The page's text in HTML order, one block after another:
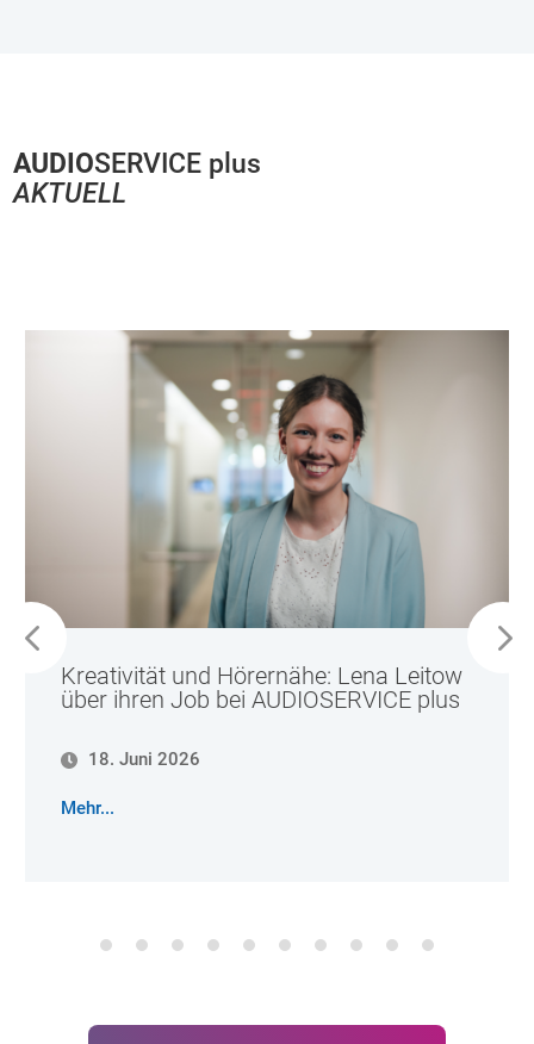
AUDIOSERVICE plus
AKTUELL
Kreativität und Hörernähe: Lena Leitow
über ihren Job bei AUDIOSERVICE plus
18. Juni 2026
Mehr...